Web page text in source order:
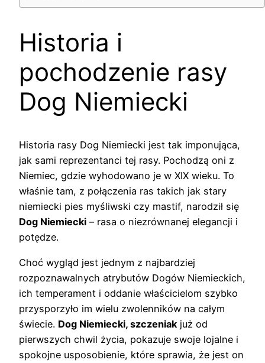
Historia i
pochodzenie rasy
Dog Niemiecki
Historia rasy Dog Niemiecki jest tak imponująca,
jak sami reprezentanci tej rasy. Pochodzą oni z
Niemiec, gdzie wyhodowano je w XIX wieku. To
właśnie tam, z połączenia ras takich jak stary
niemiecki pies myśliwski czy mastif, narodził się
Dog Niemiecki – rasa o niezrównanej elegancji i
potędze.
Choć wygląd jest jednym z najbardziej
rozpoznawalnych atrybutów Dogów Niemieckich,
ich temperament i oddanie właścicielom szybko
przysporzyło im wielu zwolenników na całym
świecie. Dog Niemiecki, szczeniak już od
pierwszych chwil życia, pokazuje swoje lojalne i
spokojne usposobienie, które sprawia, że jest on